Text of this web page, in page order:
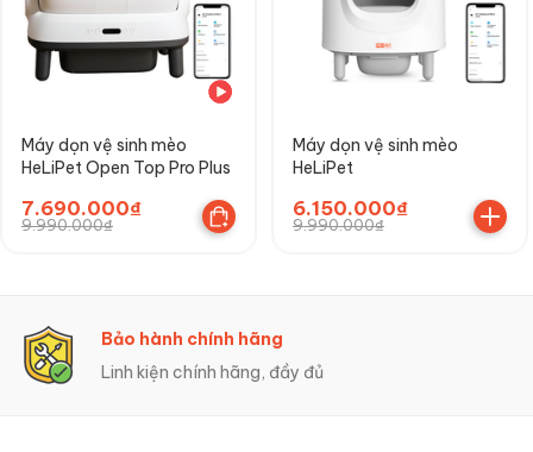
Máy dọn vệ sinh mèo
HeLiPet Open Top Pro Plus
7.690.000₫
9.990.000₫
Máy dọn vệ sinh mèo
HeLiPet
6.150.000₫
9.990.000₫
Bảo hành chính hãng
Linh kiện chính hãng, đầy đủ